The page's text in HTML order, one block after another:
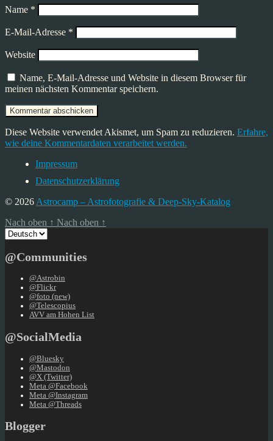
Name *
E-Mail-Adresse *
Website
Name, E-Mail-Adresse und Website in diesem Browser für
meinen nächsten Kommentar speichern.
Diese Website verwendet Akismet, um Spam zu reduzieren. Erfahre,
wie deine Kommentardaten verarbeitet werden.
Impressum
Datenschutzerklärung
© 2026 Astrocamp – Astrofotografie & Deep-Sky-Katalog
Nach oben ↑ Nach oben ↑
Sprache
auswählen
@Communities
@Astrobin
@Flickr
@foto (new)
@Telescopius
AVV am Hohen List
@SocialMedia
@Bluesky
@Mastodon
@X (Twitter)
Meta @Facebook
Meta @Instagram
Meta @Threads
Blogger